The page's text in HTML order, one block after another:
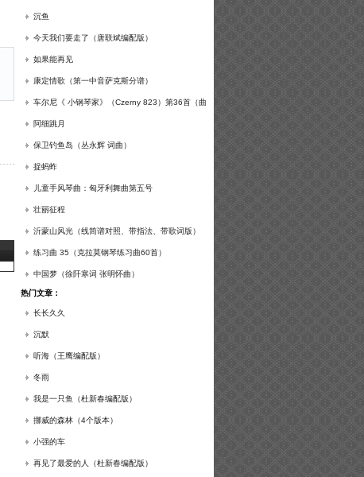
沉鱼
今天我们要走了（唐联斌编配版）
如果能再见
康定情歌（第一中音萨克斯分谱）
车尔尼《 小钢琴家》（Czerny 823）第36首（曲
谱及练习提示）
阿细跳月
保卫钓鱼岛（丛永辉 词曲）
捉蚂蚱
儿童手风琴曲：匈牙利舞曲第五号
壮丽征程
沂蒙山风光（线简谱对照、带指法、带歌词版）
练习曲 35（克拉莫钢琴练习曲60首）
中国梦（徐阡寒词 张明怀曲）
热门文章：
长长久久
沉默
听海（王鹰编配版）
冬雨
我是一只鱼（杜新春编配版）
挪威的森林（4个版本）
小强的车
再见了最爱的人（杜新春编配版）